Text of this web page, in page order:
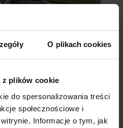
O plikach cookies
z plików cookie
do spersonalizowania treści
społecznościowe i
Informacje o tym, jak
procesu doboru